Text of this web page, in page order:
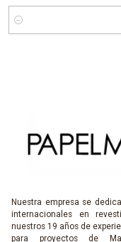
Cantidad
Nuestra empresa se
internacionales en
nuestros 19 años de
para proyectos de